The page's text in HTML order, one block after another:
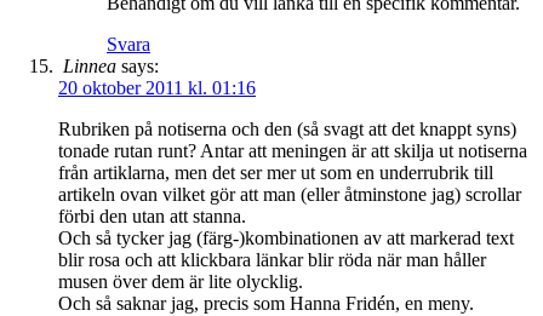
Svara
Linnea says:
20 oktober 2011 kl. 01:16
Rubriken på notiserna och den (så svagt att det knappt syns)
tonade rutan runt? Antar att meningen är att skilja ut notiserna
från artiklarna, men det ser mer ut som en underrubrik till
artikeln ovan vilket gör att man (eller åtminstone jag) scrollar
förbi den utan att stanna.
Och så tycker jag (färg-)kombinationen av att markerad text
blir rosa och att klickbara länkar blir röda när man håller
musen över dem är lite olycklig.
Och så saknar jag, precis som Hanna Fridén, en meny.